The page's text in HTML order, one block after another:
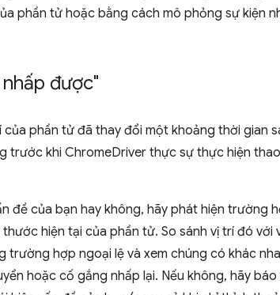
phần tử hoặc bằng cách mô phỏng sự kiện
được"
phần tử đã thay đổi một khoảng thời gian
trước khi ChromeDriver thực sự thực hiện
đề của bạn hay không, hãy phát hiện trường
hiện tại của phần tử. So sánh vị trí đó với
hợp ngoại lệ và xem chúng có khác
hoặc cố gắng nhấp lại. Nếu không, hãy